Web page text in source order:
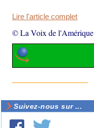
Lire l'article complet
© La Voix de l'Amérique
Suivez-nous sur ...